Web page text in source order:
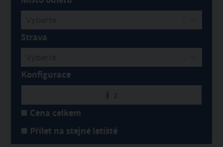
Strava
Konfigurace
Cena celkem
Přílet na stejné letiště